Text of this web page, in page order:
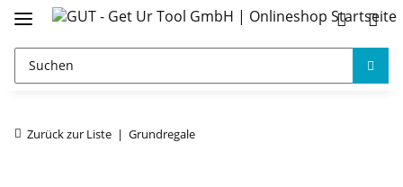
Zurück zur Liste Grundregale